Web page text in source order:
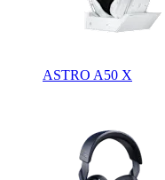
ASTRO A50 X